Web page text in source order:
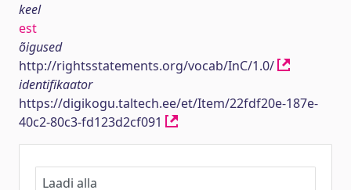
keel
est
õigused
http://rightsstatements.org/vocab/InC/1.0/
identifikaator
https://digikogu.taltech.ee/et/Item/22fdf20e-187e-
40c2-80c3-fd123d2cf091
Laadi alla